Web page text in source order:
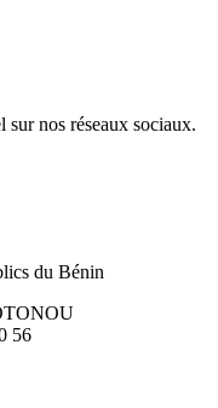
sur nos réseaux sociaux.
56